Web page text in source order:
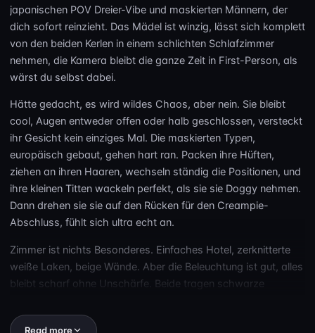
japanischen POV Dreier-Vibe und maskierten Männern, der
dich sofort reinzieht. Das Mädel ist winzig, lässt sich komplett
von den beiden Kerlen in einem schlichten Schlafzimmer
nehmen, die Kamera bleibt die ganze Zeit in First-Person, als
wärst du selbst dabei.
Hätte gedacht, es wird wildes Chaos, aber nein. Sie bleibt
cool, Augen entweder offen oder halb geschlossen, versteckt
ihr Gesicht kein einziges Mal. Die maskierten Typen,
europäisch gebaut, gehen hart ran. Packen ihre Hüften,
ziehen an ihren Haaren, wechseln ständig die Positionen, und
ihre kleinen Titten wackeln perfekt, als sie sie Doggy nehmen.
Dann drehen sie sie auf den Rücken für den Creampie-
Abschluss, fühlt sich ultra echt an.
Zimmer ist nichts Besonderes. Einfaches Hotel, zerknitterte
weiße Laken, beige Wände. Aber die Beleuchtung ist gut, alles
bleibt scharf ohne Unschärfe. Beide tragen schwarze
deutlich sichtbar. Einer hat einen unbeschnittenen Schwanz,
Read more